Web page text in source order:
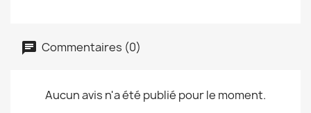
Commentaires (0)
Aucun avis n'a été publié pour le moment.